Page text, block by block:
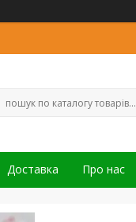
Доставка Про нас